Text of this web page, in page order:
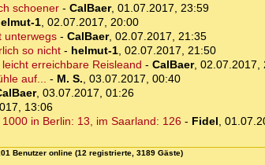
schoener- CalBaer, 01.07.2017, 23:59
1, 02.07.2017, 20:00
unterwegs- CalBaer, 02.07.2017, 21:35
so nicht- helmut-1, 02.07.2017, 21:50
erreichbare Reisleand - CalBaer, 02.07.2017,
auf... - M. S., 03.07.2017, 00:40
, 03.07.2017, 01:26
13:06
in Berlin: 13, im Saarland: 126- Fidel,
Benutzer online (12 registrierte, 3189 Gäste)